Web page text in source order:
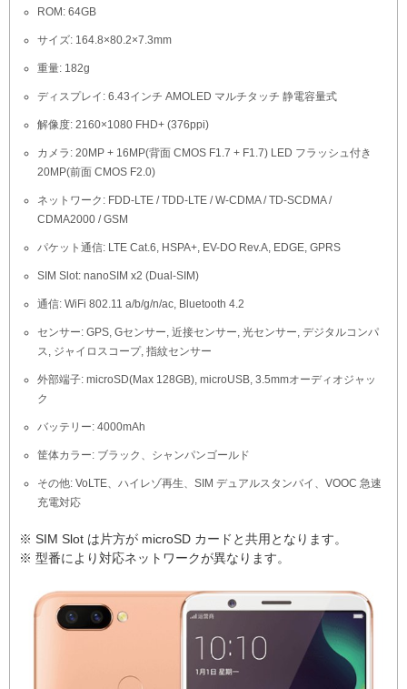
ROM: 64GB
サイズ: 164.8×80.2×7.3mm
重量: 182g
ディスプレイ: 6.43インチ AMOLED マルチタッチ 静電容量式
解像度: 2160×1080 FHD+ (376ppi)
カメラ: 20MP + 16MP(背面 CMOS F1.7 + F1.7) LED フラッシュ付き
20MP(前面 CMOS F2.0)
ネットワーク: FDD-LTE / TDD-LTE / W-CDMA / TD-SCDMA /
CDMA2000 / GSM
パケット通信: LTE Cat.6, HSPA+, EV-DO Rev.A, EDGE, GPRS
SIM Slot: nanoSIM x2 (Dual-SIM)
通信: WiFi 802.11 a/b/g/n/ac, Bluetooth 4.2
センサー: GPS, Gセンサー, 近接センサー, 光センサー, デジタルコンパ
ス, ジャイロスコープ, 指紋センサー
外部端子: microSD(Max 128GB), microUSB, 3.5mmオーディオジャッ
ク
バッテリー: 4000mAh
筐体カラー: ブラック、シャンパンゴールド
その他: VoLTE、ハイレゾ再生、SIM デュアルスタンバイ、VOOC 急速
充電対応
※ SIM Slot は片方が microSD カードと共用となります。
※ 型番により対応ネットワークが異なります。